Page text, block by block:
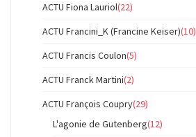
ACTU Fiona Lauriol(22)
ACTU Francini_K (Francine Keiser)(10)
ACTU Francis Coulon(5)
ACTU Franck Martini(2)
ACTU François Coupry(29)
L'agonie de Gutenberg(12)